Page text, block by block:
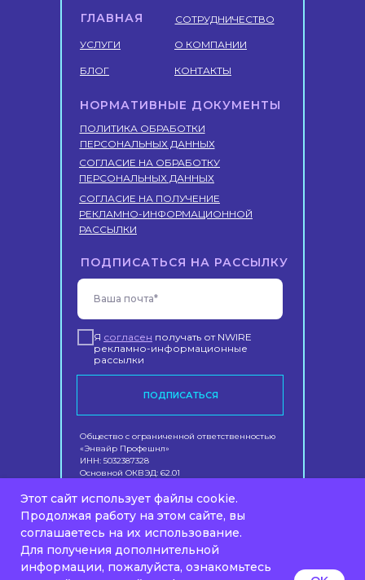
© 2026 NWIRE Professional. Все права защищены
ГЛАВНАЯ
УСЛУГИ
СОГЛАСИЕ НА ПОЛУЧЕНИЕ
РЕКЛАМНО-ИНФОРМАЦИОННОЙ
РАССЫЛКИ
СОГЛАСИЕ НА ОБРАБОТКУ
ПЕРСОНАЛЬНЫХ ДАННЫХ
ПОЛИТИКА ОБРАБОТКИ
ПЕРСОНАЛЬНЫХ ДАННЫХ
НОРМАТИВНЫЕ ДОКУМЕНТЫ
О КОМПАНИИ
КОНТАКТЫ
БЛОГ
СОТРУДНИЧЕСТВО
Ваша почта*
Я согласен получать от NWIRE
рекламно-информационные
рассылки
ПОДПИСАТЬСЯ
ПОДПИСАТЬСЯ НА РАССЫЛКУ
Общество с ограниченной ответственностью
«Энвайр Профешнл»
ИНН: 5032387328
Основной ОКВЭД: 62.01
Юридический адрес: 143007, Московская
область, г Одинцово, Молодежная ул, д. 46,
помещ. 523/2,3
Этот сайт использует файлы cookie.
Продолжая работу на этом сайте, вы
соглашаетесь на их использование.
Для получения дополнительной
информации, пожалуйста, ознакомьтесь